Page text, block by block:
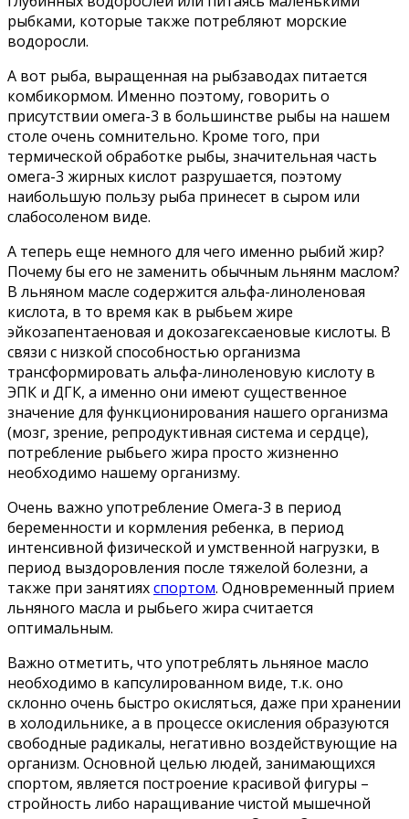
рыбками, которые также потребляют морские
водоросли.
А вот рыба, выращенная на рыбзаводах питается
комбикормом. Именно поэтому, говорить о
присутствии омега-3 в большинстве рыбы на нашем
столе очень сомнительно. Кроме того, при
термической обработке рыбы, значительная часть
омега-3 жирных кислот разрушается, поэтому
наибольшую пользу рыба принесет в сыром или
слабосоленом виде.
А теперь еще немного для чего именно рыбий жир?
Почему бы его не заменить обычным льнянм маслом?
В льняном масле содержится альфа-линоленовая
кислота, в то время как в рыбьем жире
эйкозапентаеновая и докозагексаеновые кислоты. В
связи с низкой способностью организма
трансформировать альфа-линоленовую кислоту в
ЭПК и ДГК, а именно они имеют существенное
значение для функционирования нашего организма
(мозг, зрение, репродуктивная система и сердце),
потребление рыбьего жира просто жизненно
необходимо нашему организму.
Очень важно употребление Омега-3 в период
беременности и кормления ребенка, в период
интенсивной физической и умственной нагрузки, в
период выздоровления после тяжелой болезни, а
также при занятияхспортом. Одновременный прием
льняного масла и рыбьего жира считается
оптимальным.
Важно отметить, что употреблять льняное масло
необходимо в капсулированном виде, т.к. оно
склонно очень быстро окисляться, даже при хранении
в холодильнике, а в процессе окисления образуются
свободные радикалы, негативно воздействующие на
организм. Основной целью людей, занимающихся
спортом, является построение красивой фигуры –
стройность либо наращивание чистой мышечной